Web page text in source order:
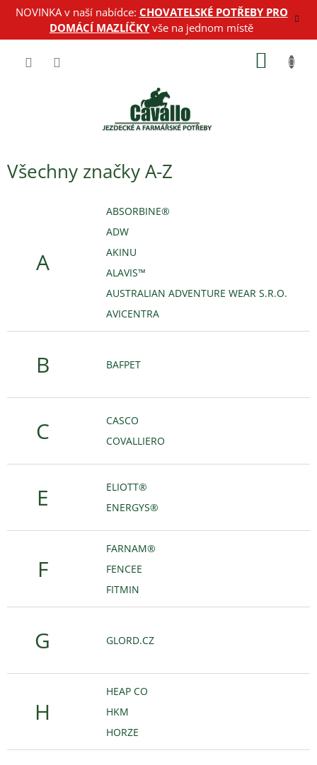
PřejítNOVINKA v naší nabídce: CHOVATELSKÉ POTŘEBY PRO
DOMÁCÍ MAZLÍČKYvše na jednom místě
Všechny značky A-Z
A
ABSORBINE®
ADW
AKINU
ALAVIS™
AUSTRALIAN ADVENTURE WEAR S.R.O.
AVICENTRA
B BAFPET
C
CASCO
COVALLIERO
E
ELIOTT®
ENERGYS®
F
FARNAM®
FENCEE
FITMIN
G GLORD.CZ
H
HEAP CO
HKM
HORZE